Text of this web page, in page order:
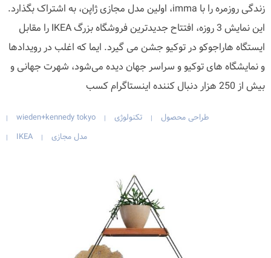
زندگی روزمره را با imma، اولین مدل مجازی ژاپن، به اشتراک بگذارد.
این نمایش 3 روزه، افتتاح جدیدترین فروشگاه بزرگ IKEA را مقابل
ایستگاه هاراجوکو در توکیو جشن می گیرد. ایما که اغلب در رویدادها
و نمایشگاه های توکیو و سراسر جهان دیده می‌شود، شهرت جهانی و
بیش از 250 هزار دنبال کننده اینستاگرام کسب
طراحی محصول | تکنولوژی |
wieden+kennedy tokyo
|
مدل مجازی |
IKEA
|